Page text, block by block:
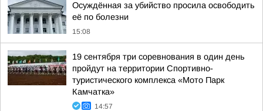
Осуждённая за убийство просила освободить
её по болезни
15:08
19 сентября три соревнования в один день
пройдут на территории Спортивно-
туристического комплекса «Мото Парк
Камчатка»
14:57